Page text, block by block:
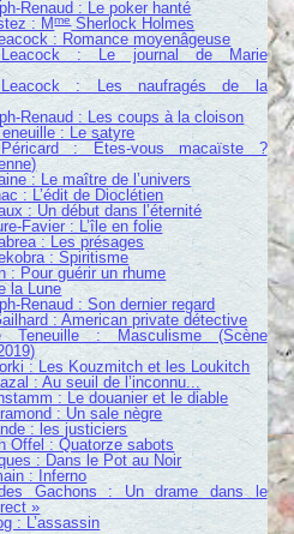
Renaud : Le poker hanté
: MmeSherlock Holmes
: Romance moyenâgeuse
Leacock : Le journal de Marie
Leacock : Les naufragés de la
Renaud : Les coups à la cloison
: Le satyre
: Êtes-vous macaïste ?
: Le maître de l’univers
: L’édit de Dioclétien
: Un début dans l’éternité
Favier : L’île en folie
: Les présages
: Spiritisme
: Pour guérir un rhume
la Lune
Renaud : Son dernier regard
: American private détective
Teneuille : Masculisme (Scène
: Les Kouzmitch et les Loukitch
: Au seuil de l’inconnu...
: Le douanier et le diable
: Un sale nègre
: les justiciers
Offel : Quatorze sabots
: Dans le Pot au Noir
: Inferno
Gachons : Un drame dans le
»
: L’assassin